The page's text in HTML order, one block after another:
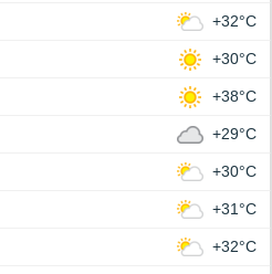
+32°C
+30°C
+38°C
+29°C
+30°C
+31°C
+32°C